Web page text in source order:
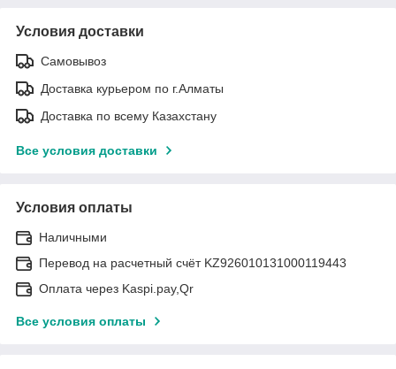
Условия доставки
Самовывоз
Доставка курьером по г.Алматы
Доставка по всему Казахстану
Все условия доставки
Условия оплаты
Наличными
Перевод на расчетный счёт KZ926010131000119443
Оплата через Kaspi.pay,Qr
Все условия оплаты